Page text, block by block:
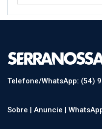
Telefone/WhatsApp: (54)
Sobre | Anuncie |